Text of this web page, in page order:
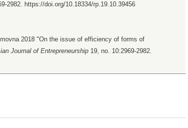
2982. https://doi.org/10.18334/rp.19.10.39456
2018 "On the issue of efficiency of forms of
Journal of Entrepreneurship 19, no. 10:2969-2982.